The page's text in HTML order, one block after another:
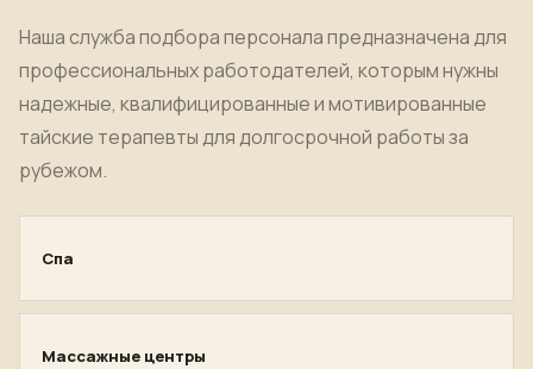
Наша служба подбора персонала предназначена для
профессиональных работодателей, которым нужны
надежные, квалифицированные и мотивированные
тайские терапевты для долгосрочной работы за
рубежом.
Спа
Массажные центры